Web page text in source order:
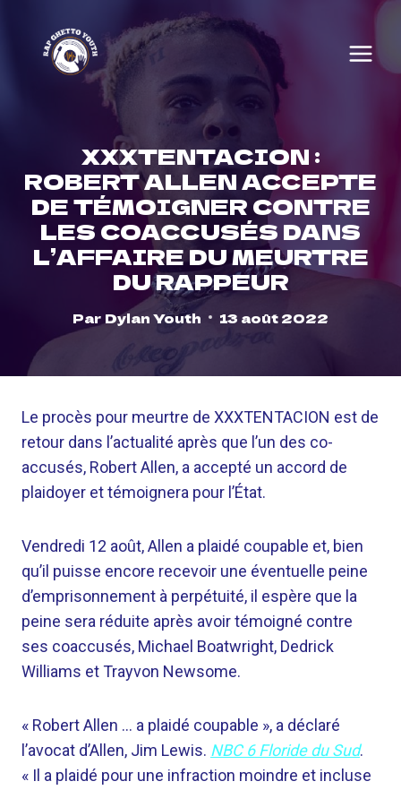
content
XXXTENTACION :
ROBERT ALLEN ACCEPTE
DE TÉMOIGNER CONTRE
LES COACCUSÉS DANS
L’AFFAIRE DU MEURTRE
DU RAPPEUR
Par Dylan Youth 13 août 2022
Le procès pour meurtre de XXXTENTACION est de
retour dans l’actualité après que l’un des co-
accusés, Robert Allen, a accepté un accord de
plaidoyer et témoignera pour l’État.
Vendredi 12 août, Allen a plaidé coupable et, bien
qu’il puisse encore recevoir une éventuelle peine
d’emprisonnement à perpétuité, il espère que la
peine sera réduite après avoir témoigné contre
ses coaccusés, Michael Boatwright, Dedrick
Williams et Trayvon Newsome.
« Robert Allen … a plaidé coupable », a déclaré
l’avocat d’Allen, Jim Lewis. NBC 6 Floride du Sud.
« Il a plaidé pour une infraction moindre et incluse